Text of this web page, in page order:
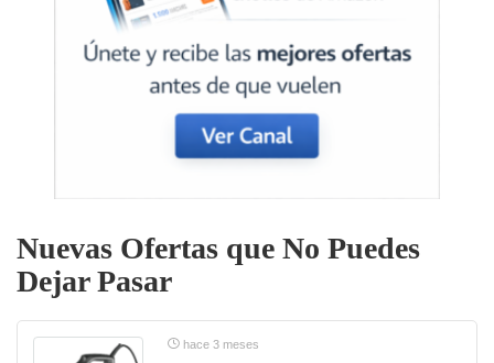
Nuevas Ofertas que No Puedes
Dejar Pasar
hace 3 meses